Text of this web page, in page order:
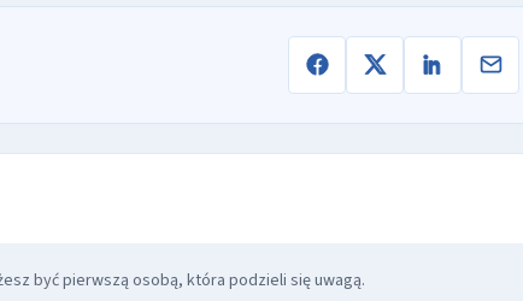
być pierwszą osobą, która podzieli się uwagą.